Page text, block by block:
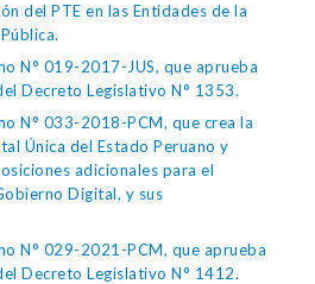
del PTE en las Entidades de la
N° 019-2017-JUS, que aprueba
Decreto Legislativo N° 1353.
N° 033-2018-PCM, que crea la
Única del Estado Peruano y
adicionales para el
Digital, y sus
N° 029-2021-PCM, que aprueba
Decreto Legislativo N° 1412.